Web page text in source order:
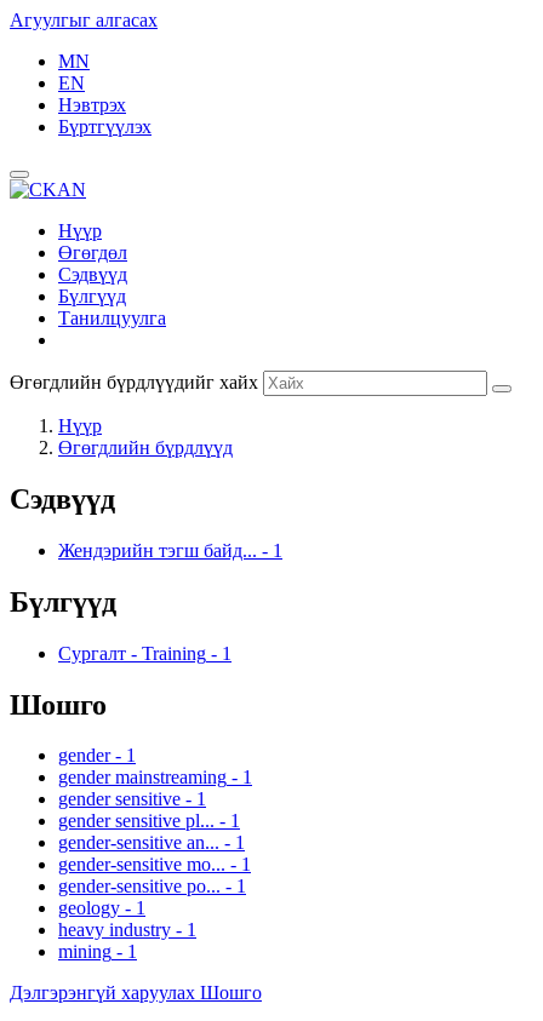
Агуулгыг алгасах
MN
EN
Нэвтрэх
Бүртгүүлэх
Нүүр
Өгөгдөл
Сэдвүүд
Бүлгүүд
Танилцуулга
Өгөгдлийн бүрдлүүдийг хайх
Нүүр
Өгөгдлийн бүрдлүүд
Сэдвүүд
Жендэрийн тэгш байд... - 1
Бүлгүүд
Сургалт - Training - 1
Шошго
gender - 1
gender mainstreaming - 1
gender sensitive - 1
gender sensitive pl... - 1
gender-sensitive an... - 1
gender-sensitive mo... - 1
gender-sensitive po... - 1
geology - 1
heavy industry - 1
mining - 1
Дэлгэрэнгүй харуулах Шошго